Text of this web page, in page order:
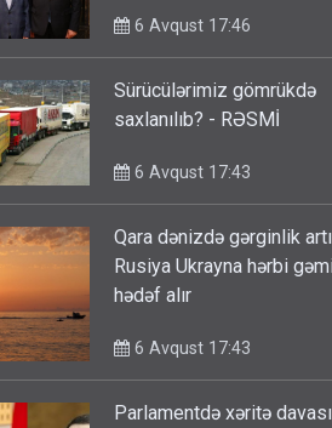
6 Avqust 17:46
Sürücülərimiz gömrükdə
saxlanılıb? - RƏSMİ
6 Avqust 17:43
Qara dənizdə gərginlik
Rusiya Ukrayna hərbi
hədəf alır
6 Avqust 17:43
Parlamentdə xəritə